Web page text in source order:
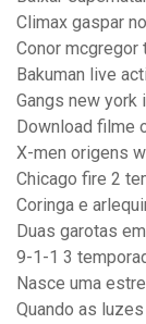
Climax gaspar
Conor mcgregor
Bakuman live
Gangs new york
Download filme
X-men origens
Chicago fire 2
Coringa e
Duas garotas
9-1-1 3
Nasce uma
Quando as